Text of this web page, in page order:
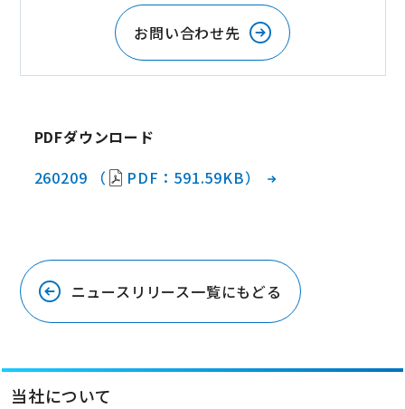
お問い合わせ先
PDFダウンロード
260209 （
PDF：591.59KB）
ニュースリリース一覧にもどる
当社について